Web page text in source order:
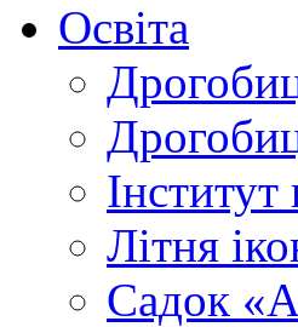
Освіта
Інститут
Літня
Садок